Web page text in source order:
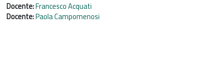
Docente:Francesco Acquati
Docente:Paola Campomenosi